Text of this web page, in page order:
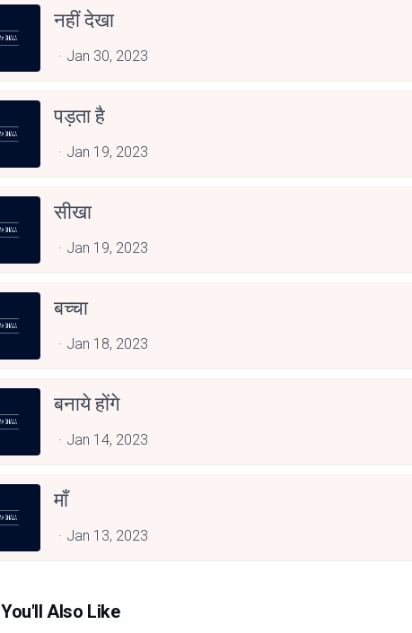
नहीं देखा
Jan 30, 2023
पड़ता है
Jan 19, 2023
सीखा
Jan 19, 2023
बच्चा
Jan 18, 2023
बनाये होंगे
Jan 14, 2023
माँ
Jan 13, 2023
You'll Also Like